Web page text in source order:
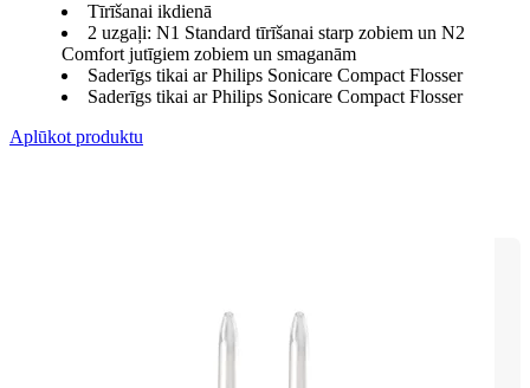
Tīrīšanai ikdienā
2 uzgaļi: N1 Standard tīrīšanai starp zobiem un N2
Comfort jutīgiem zobiem un smaganām
Saderīgs tikai ar Philips Sonicare Compact Flosser
Saderīgs tikai ar Philips Sonicare Compact Flosser
Aplūkot produktu